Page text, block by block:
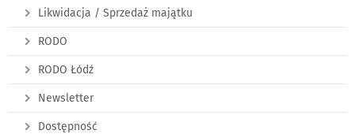
Likwidacja / Sprzedaż majątku
RODO
RODO Łódź
Newsletter
Dostępność